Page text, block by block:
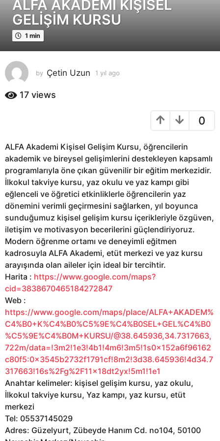
ı
l
a
o
1
ı
o
ALFA AKADEMİ KİŞİSEL
GELİŞİM KURSU
1 min
by Çetin Uzun 1 yıl ago
17 views
0
ALFA Akademi Kişisel Gelişim Kursu, öğrencilerin
akademik ve bireysel gelişimlerini destekleyen kapsamlı
programlarıyla öne çıkan güvenilir bir eğitim merkezidir.
İlkokul takviye kursu, yaz okulu ve yaz kampı gibi
eğlenceli ve öğretici etkinliklerle öğrencilerin yaz
dönemini verimli geçirmesini sağlarken, yıl boyunca
sunduğumuz kişisel gelişim kursu içerikleriyle özgüven,
iletişim ve motivasyon becerilerini güçlendiriyoruz.
Modern öğrenme ortamı ve deneyimli eğitmen
kadrosuyla ALFA Akademi, etüt merkezi ve yaz kursu
arayışında olan aileler için ideal bir tercihtir.
Harita : https://www.google.com/maps?
cid=3838670465184272847
Web :
https://www.google.com/maps/place/ALFA+AKADEM%
C4%B0+K%C4%B0%C5%9E%C4%B0SEL+GEL%C4%B0
%C5%9E%C4%B0M+KURSU/@38.645936,34.7317663,
722m/data=!3m2!1e3!4b1!4m6!3m5!1s0x152a6f96162
c80f5:0x3545b2732f1791cf!8m2!3d38.645936!4d34.7
317663!16s%2Fg%2F11x18dt2yx!5m1!1e1
Anahtar kelimeler: kişisel gelişim kursu, yaz okulu,
İlkokul takviye kursu, Yaz kampı, yaz kursu, etüt
merkezi
Tel: 05537145029
Adres: Güzelyurt, Zübeyde Hanım Cd. no104, 50100